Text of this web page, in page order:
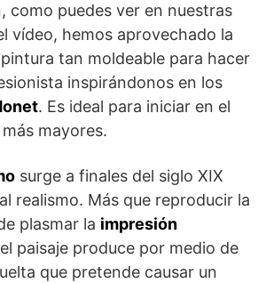
como puedes ver en nuestras
vídeo, hemos aprovechado la
tan moldeable para hacer
inspirándonos en los
. Es ideal para iniciar en el
mayores.
surge a finales del siglo XIX
realismo. Más que reproducir la
plasmar la impresión
paisaje produce por medio de
que pretende causar un